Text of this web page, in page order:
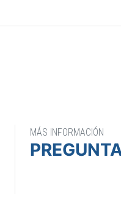
MÁS INFORMACIÓN